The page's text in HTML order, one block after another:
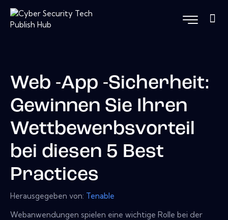
Web -App -Sicherheit:
Gewinnen Sie Ihren
Wettbewerbsvorteil
bei diesen 5 Best
Practices
Herausgegeben von: Tenable
Webanwendungen spielen eine wichtige Rolle bei der